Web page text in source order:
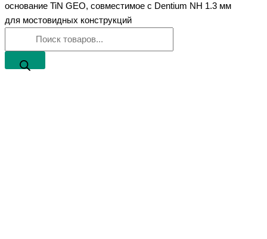
основание TiN GEO, совместимое с Dentium NH 1.3 мм
для мостовидных конструкций